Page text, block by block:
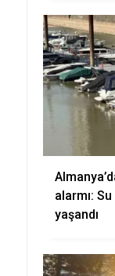
alarmı:
yaşandı